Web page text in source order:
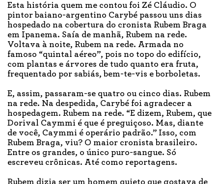
Esta história quem me contou foi Zé Cláudio. O
pintor baiano-argentino Carybé passou uns dias
hospedado na cobertura do cronista Rubem Braga
em Ipanema. Saía de manhã, Rubem na rede.
Voltava à noite, Rubem na rede. Armada no
famoso “quintal aéreo”, pois no topo do edifício,
com plantas e árvores de tudo quanto era fruta,
frequentado por sabiás, bem-te-vis e borboletas.
E, assim, passaram-se quatro ou cinco dias. Rubem
na rede. Na despedida, Carybé foi agradecer a
hospedagem. Rubem na rede. “E dizem, Rubem, que
Dorival Caymmi é que é preguiçoso. Mas, diante
de você, Caymmi é operário padrão.” Isso, com
Rubem Braga, viu? O maior cronista brasileiro.
Entre os grandes, o único puro-sangue. Só
escreveu crônicas. Até como reportagens.
Rubem dizia ser um homem quieto que gostava de